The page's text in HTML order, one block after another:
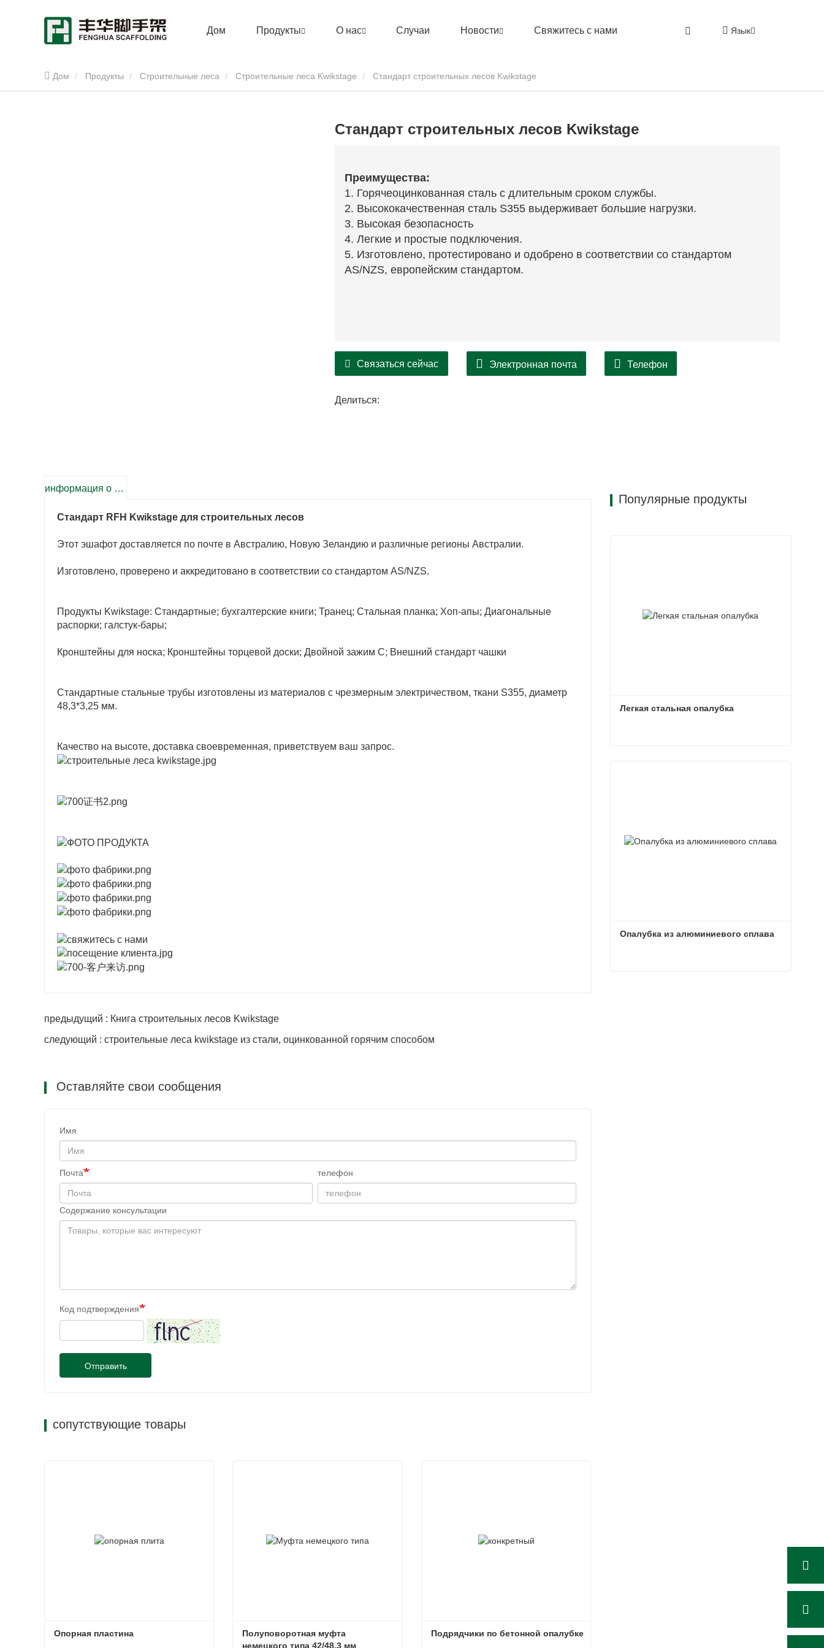
Дом Продукты О нас Случаи Новости Свяжитесь с нами Язык
Дом Продукты Строительные леса Строительные леса Kwikstage Стандарт строительных лесов Kwikstage
Стандарт строительных лесов Kwikstage
Преимущества:
1. Горячеоцинкованная сталь с длительным сроком службы.
2. Высококачественная сталь S355 выдерживает большие нагрузки.
3. Высокая безопасность
4. Легкие и простые подключения.
5. Изготовлено, протестировано и одобрено в соответствии со стандартом
AS/NZS, европейским стандартом.
Связаться сейчас Электронная почта Телефон
Делиться:
информация о продукте
Стандарт RFH Kwikstage для строительных лесов
Этот эшафот доставляется по почте в Австралию, Новую Зеландию и различные регионы Австралии.
Изготовлено, проверено и аккредитовано в соответствии со стандартом AS/NZS.
Продукты Kwikstage: Стандартные; бухгалтерские книги; Транец; Стальная планка; Хоп-апы; Диагональные
распорки; галстук-бары;
Кронштейны для носка; Кронштейны торцевой доски; Двойной зажим C; Внешний стандарт чашки
Стандартные стальные трубы изготовлены из материалов с чрезмерным электричеством, ткани S355, диаметр
48,3*3,25 мм.
Качество на высоте, доставка своевременная, приветствуем ваш запрос.
предыдущий : Книга строительных лесов Kwikstage
следующий : строительные леса kwikstage из стали, оцинкованной горячим способом
Оставляйте свои сообщения
Имя
Почта телефон
Содержание консультации
Код подтверждения
Отправить
сопутствующие товары
Опорная пластина
Полуповоротная муфта
немецкого типа 42/48,3 мм
Подрядчики по бетонной опалубке
Популярные продукты
Легкая стальная опалубка
Опалубка из алюминиевого сплава